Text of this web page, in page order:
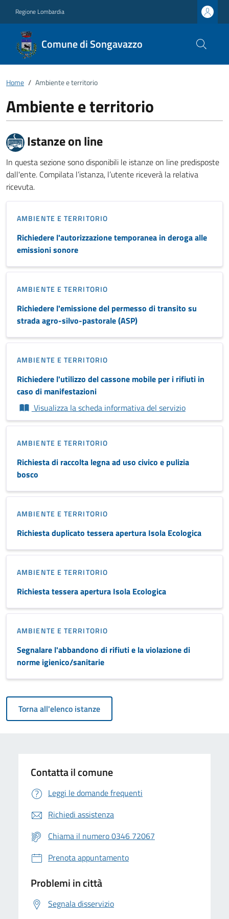
Regione Lombardia
Comune di Songavazzo
Home Ambiente e territorio
Ambiente e territorio
Istanze on line
In questa sezione sono disponibili le istanze on line predisposte
dall'ente. Compilata l’istanza, l’utente riceverà la relativa
ricevuta.
AMBIENTE E TERRITORIO
Richiedere l'autorizzazione temporanea in deroga alle
emissioni sonore
AMBIENTE E TERRITORIO
Richiedere l'emissione del permesso di transito su
strada agro-silvo-pastorale (ASP)
AMBIENTE E TERRITORIO
Richiedere l'utilizzo del cassone mobile per i rifiuti in
caso di manifestazioni
Visualizza la scheda informativa del servizio
AMBIENTE E TERRITORIO
Richiesta di raccolta legna ad uso civico e pulizia
bosco
AMBIENTE E TERRITORIO
Richiesta duplicato tessera apertura Isola Ecologica
AMBIENTE E TERRITORIO
Richiesta tessera apertura Isola Ecologica
AMBIENTE E TERRITORIO
Segnalare l'abbandono di rifiuti e la violazione di
norme igienico/sanitarie
Torna all'elenco istanze
Contatta il comune
Leggi le domande frequenti
Richiedi assistenza
Chiama il numero 0346 72067
Prenota appuntamento
Problemi in città
Segnala disservizio